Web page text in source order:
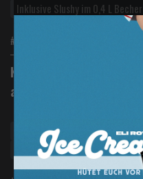
Inklusive Slushy im 0,4 L Becher
#Abenteuer #Familie #Krimi
KFK | 2D G.O.A.T. - Bock
auf große Sprünge
Kinderferienkino
Inklusive Slushy im 0,4 L Becher